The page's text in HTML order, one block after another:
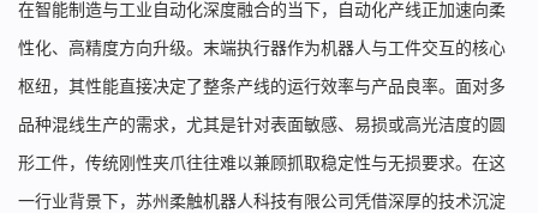
在智能制造与工业自动化深度融合的当下，自动化产线正加速向柔
性化、高精度方向升级。末端执行器作为机器人与工件交互的核心
枢纽，其性能直接决定了整条产线的运行效率与产品良率。面对多
品种混线生产的需求，尤其是针对表面敏感、易损或高光洁度的圆
形工件，传统刚性夹爪往往难以兼顾抓取稳定性与无损要求。在这
一行业背景下，苏州柔触机器人科技有限公司凭借深厚的技术沉淀